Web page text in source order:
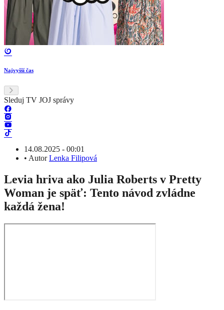
Najvyšší čas
Sleduj TV JOJ správy
14.08.2025 - 00:01
• AutorLenka Filipová
Levia hriva ako Julia Roberts v Pretty
Woman je späť: Tento návod zvládne
každá žena!